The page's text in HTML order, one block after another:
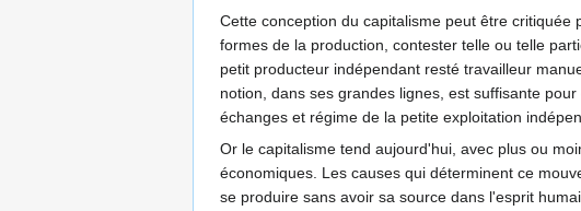
Cette conception du capitalisme peut être
formes de la production, contester telle ou telle
petit producteur indépendant resté travailleur
notion, dans ses grandes lignes, est suffisante
échanges et régime de la petite exploitation
Or le capitalisme tend aujourd'hui, avec plus ou
économiques. Les causes qui déterminent ce
se produire sans avoir sa source dans l'esprit